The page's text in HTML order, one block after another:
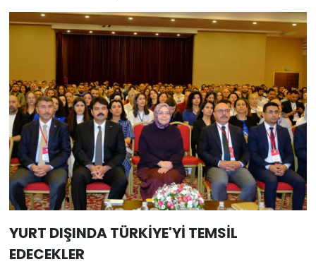
YURT DIŞINDA TÜRKİYE'Yİ TEMSİL
EDECEKLER